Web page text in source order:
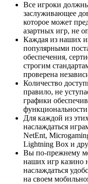
Все игроки должны
заслуживающее
которое может
азартных игр, не
Каждая из наших
популярными
обеспечения,
строгим
проверена
Количество
правило, не
графики
Для каждой из
наслаждаться
NetEnt,
Lightning Box и
Вы по-прежнему
наших игр казино
наслаждаться
на своем